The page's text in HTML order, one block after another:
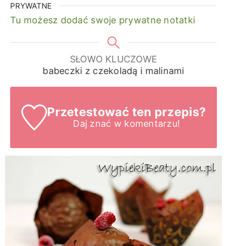
PRYWATNE
Tu możesz dodać swoje prywatne notatki
SŁOWO KLUCZOWE
babeczki z czekoladą i malinami
Przetestować ten przepis?
Daj znać w komentarzu!